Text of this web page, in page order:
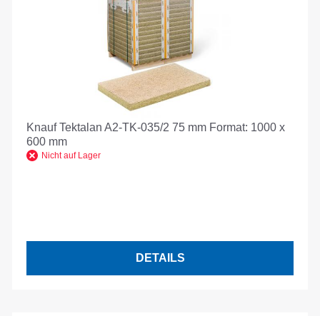
Knauf Tektalan A2-TK-035/2 75 mm Format: 1000 x
600 mm
Nicht auf Lager
DETAILS